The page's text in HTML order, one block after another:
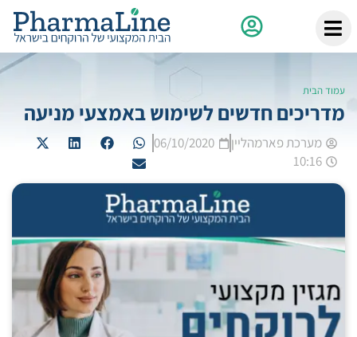
עמוד הבית
מדריכים חדשים לשימוש באמצעי מניעה
מערכת פארמהליין
06/10/2020
10:16